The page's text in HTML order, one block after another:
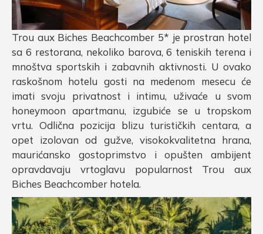
Trou aux Biches Beachcomber 5* je prostran hotel
sa 6 restorana, nekoliko barova, 6 teniskih terena i
mnoštva sportskih i zabavnih aktivnosti. U ovako
raskošnom hotelu gosti na medenom mesecu će
imati svoju privatnost i intimu, uživaće u svom
honeymoon apartmanu, izgubiće se u tropskom
vrtu. Odlična pozicija blizu turističkih centara, a
opet izolovan od gužve, visokokvalitetna hrana,
maurićansko gostoprimstvo i opušten ambijent
opravdavaju vrtoglavu popularnost Trou aux
Biches Beachcomber hotela.